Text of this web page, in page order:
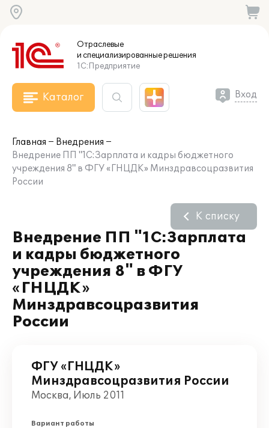
Отраслевые
и специализированныерешения
1С:Предприятие
Каталог Вход
Главная
Внедрения
Внедрение ПП "1С:Зарплата и кадры бюджетного
учреждения 8" в ФГУ «ГНЦДК» Минздравсоцразвития
России
Внедрение ПП "1С:Зарплата
и кадры бюджетного
учреждения 8" в ФГУ
«ГНЦДК»
Минздравсоцразвития
России
К списку
ФГУ «ГНЦДК»
Минздравсоцразвития России
Москва, Июль 2011
Вариант работы